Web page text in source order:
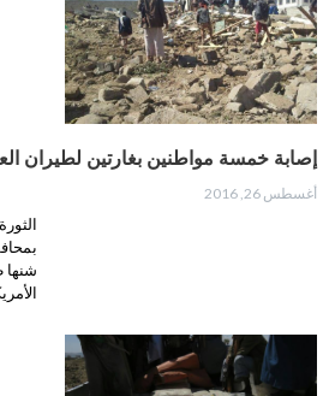
إصابة خمسة مواطنين بغارتين لطيران
أغسطس 26, 2016
شنها